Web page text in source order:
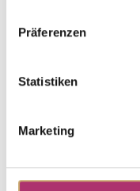
Präferenzen
Statistiken
Marketing
UVP: € 494,00
Armband · K11648
0,05ct H/SI · 18 cm